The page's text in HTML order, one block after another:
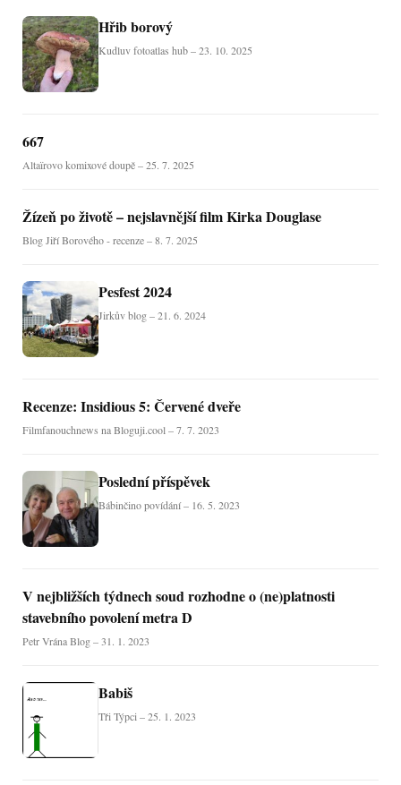
Hřib borový
Kudluv fotoatlas hub – 23. 10. 2025
667
Altaïrovo komixové doupě – 25. 7. 2025
Žízeň po životě – nejslavnější film Kirka Douglase
Blog Jiří Borového - recenze – 8. 7. 2025
Pesfest 2024
Jirkův blog – 21. 6. 2024
Recenze: Insidious 5: Červené dveře
Filmfanouchnews na Bloguji.cool – 7. 7. 2023
Poslední příspěvek
Bábinčino povídání – 16. 5. 2023
V nejbližších týdnech soud rozhodne o (ne)platnosti
stavebního povolení metra D
Petr Vrána Blog – 31. 1. 2023
Babiš
Tři Týpci – 25. 1. 2023